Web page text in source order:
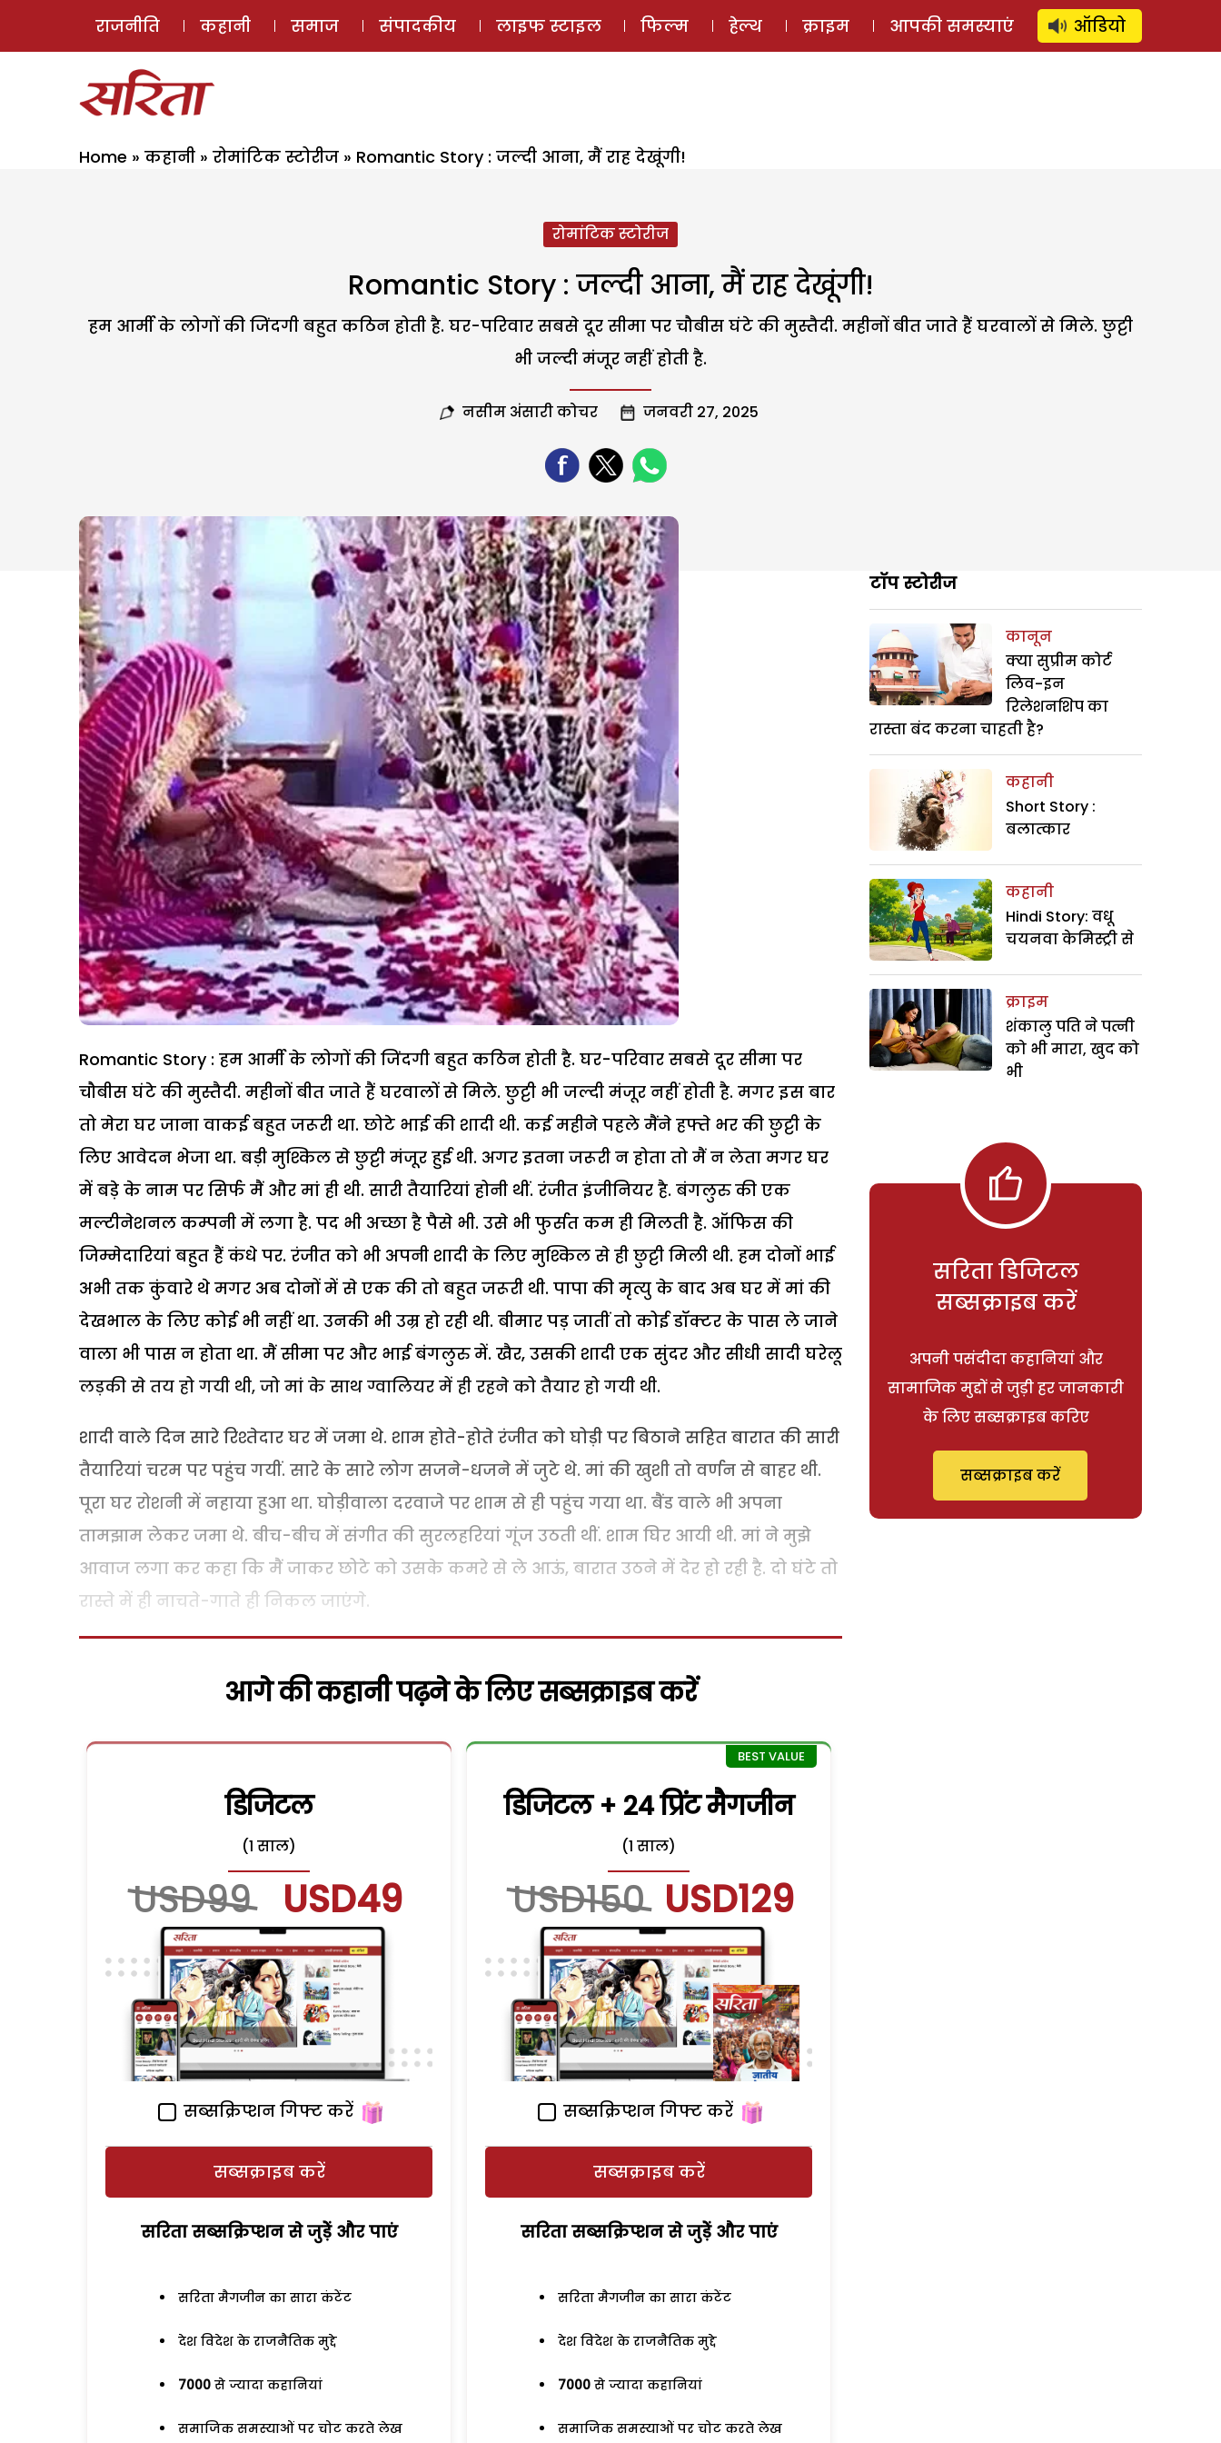
ई-मैगज़ीन ऑडियो स्टोरी लॉग इन ⚲ SUBSCRIBE
राजनीति कहानी समाज संपादकीय लाइफ स्टाइल फिल्म हेल्थ क्राइम आपकी समस्याएं ऑडियो
Home » कहानी » रोमांटिक स्टोरीज » Romantic Story : जल्दी आना, मैं राह देखूंगी!
रोमांटिक स्टोरीज
Romantic Story : जल्दी आना, मैं राह देखूंगी!
हम आर्मी के लोगों की जिंदगी बहुत कठिन होती है. घर-परिवार सबसे दूर सीमा पर चौबीस घंटे की मुस्तैदी. महीनों बीत जाते हैं घरवालों से मिले. छुट्टी
भी जल्दी मंजूर नहीं होती है.
नसीम अंसारी कोचर जनवरी 27, 2025
Romantic Story : हम आर्मी के लोगों की जिंदगी बहुत कठिन होती है. घर-परिवार सबसे दूर सीमा पर
चौबीस घंटे की मुस्तैदी. महीनों बीत जाते हैं घरवालों से मिले. छुट्टी भी जल्दी मंजूर नहीं होती है. मगर इस बार
तो मेरा घर जाना वाकई बहुत जरूरी था. छोटे भाई की शादी थी. कई महीने पहले मैंने हफ्ते भर की छुट्टी के
लिए आवेदन भेजा था. बड़ी मुश्किल से छुट्टी मंजूर हुई थी. अगर इतना जरूरी न होता तो मैं न लेता मगर घर
में बड़े के नाम पर सिर्फ मैं और मां ही थी. सारी तैयारियां होनी थीं. रंजीत इंजीनियर है. बंगलुरु की एक
मल्टीनेशनल कम्पनी में लगा है. पद भी अच्छा है पैसे भी. उसे भी फुर्सत कम ही मिलती है. ऑफिस की
जिम्मेदारियां बहुत हैं कंधे पर. रंजीत को भी अपनी शादी के लिए मुश्किल से ही छुट्टी मिली थी. हम दोनों भाई
अभी तक कुंवारे थे मगर अब दोनों में से एक की तो बहुत जरूरी थी. पापा की मृत्यु के बाद अब घर में मां की
देखभाल के लिए कोई भी नहीं था. उनकी भी उम्र हो रही थी. बीमार पड़ जातीं तो कोई डॉक्टर के पास ले जाने
वाला भी पास न होता था. मैं सीमा पर और भाई बंगलुरु में. खैर, उसकी शादी एक सुंदर और सीधी सादी घरेलू
लड़की से तय हो गयी थी, जो मां के साथ ग्वालियर में ही रहने को तैयार हो गयी थी.
शादी वाले दिन सारे रिश्तेदार घर में जमा थे. शाम होते-होते रंजीत को घोड़ी पर बिठाने सहित बारात की सारी
तैयारियां चरम पर पहुंच गयीं. सारे के सारे लोग सजने-धजने में जुटे थे. मां की खुशी तो वर्णन से बाहर थी.
पूरा घर रोशनी में नहाया हुआ था. घोड़ीवाला दरवाजे पर शाम से ही पहुंच गया था. बैंड वाले भी अपना
तामझाम लेकर जमा थे. बीच-बीच में संगीत की सुरलहरियां गूंज उठती थीं. शाम घिर आयी थी. मां ने मुझे
आवाज लगा कर कहा कि मैं जाकर छोटे को उसके कमरे से ले आऊं, बारात उठने में देर हो रही है. दो घंटे तो
रास्ते में ही नाचते-गाते ही निकल जाएंगे.
आगे की कहानी पढ़ने के लिए सब्सक्राइब करें
डिजिटल
(1 साल)
USD99 USD49
सब्सक्रिप्शन गिफ्ट करें
सब्सक्राइब करें
सरिता सब्सक्रिप्शन से जुड़ेें और पाएं
सरिता मैगजीन का सारा कंटेंट
देश विदेश के राजनैतिक मुद्दे
7000 से ज्यादा कहानियां
समाजिक समस्याओं पर चोट करते लेख
डिजिटल + 24 प्रिंट मैगजीन
(1 साल)
USD150 USD129
सब्सक्रिप्शन गिफ्ट करें
सब्सक्राइब करें
सरिता सब्सक्रिप्शन से जुड़ेें और पाएं
सरिता मैगजीन का सारा कंटेंट
देश विदेश के राजनैतिक मुद्दे
7000 से ज्यादा कहानियां
समाजिक समस्याओं पर चोट करते लेख
टॉप स्टोरीज
कानून
क्या सुप्रीम कोर्ट
लिव-इन
रिलेशनशिप का
रास्ता बंद करना चाहती है?
कहानी
Short Story :
बलात्कार
कहानी
Hindi Story: वधू
चयनवा केमिस्ट्री से
क्राइम
शंकालु पति ने पत्नी
को भी मारा, खुद को
भी
सरिता डिजिटल
सब्सक्राइब करें
अपनी पसंदीदा कहानियां और
सामाजिक मुद्दों से जुड़ी हर जानकारी
के लिए सब्सक्राइब करिए
सब्सक्राइब करें